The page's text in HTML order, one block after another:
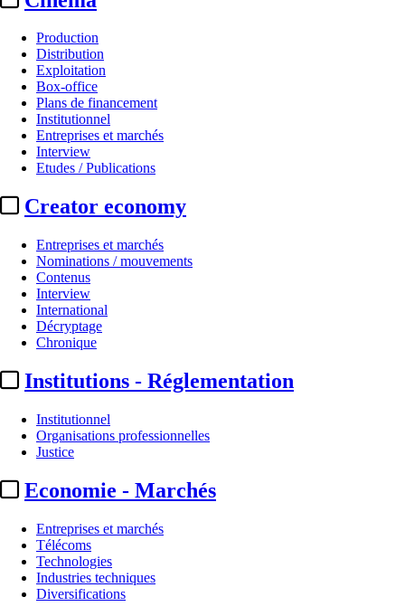
Production
Distribution
Exploitation
Box-office
Plans de financement
Institutionnel
Entreprises et marchés
Interview
Etudes / Publications
Creator economy
Entreprises et marchés
Nominations / mouvements
Contenus
Interview
International
Décryptage
Chronique
Institutions - Réglementation
Institutionnel
Organisations professionnelles
Justice
Economie - Marchés
Entreprises et marchés
Télécoms
Technologies
Industries techniques
Diversifications